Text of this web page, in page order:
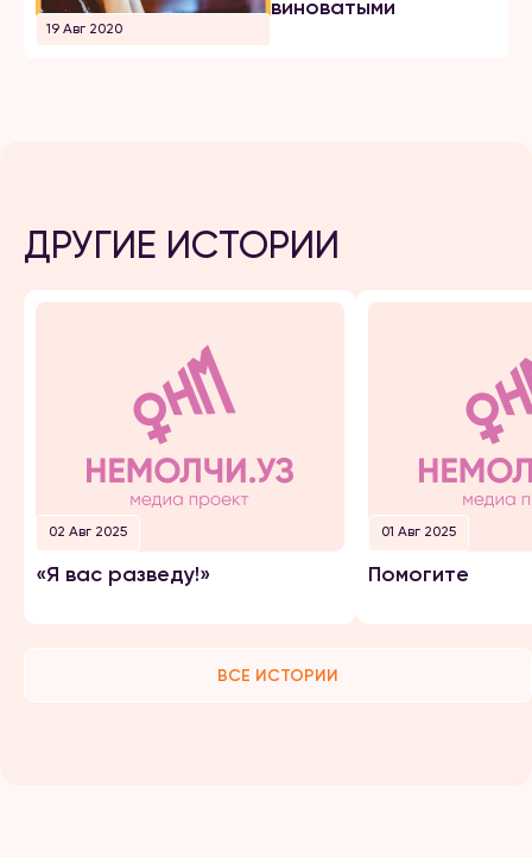
19 Авг 2020
виноватыми
ДРУГИЕ ИСТОРИИ
02 Авг 2025
«Я вас разведу!»
01 Авг 2025
Помогите
ВСЕ ИСТОРИИ